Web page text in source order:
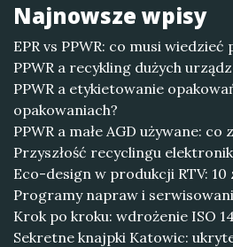
Najnowsze wpisy
EPR vs PPWR: co musi
PPWR a recykling dużych
PPWR a etykietowanie
opakowaniach?
PPWR a małe AGD używane:
Przyszłość recyclingu
Eco-design w produkcji RTV:
Programy napraw i
Krok po kroku: wdrożenie ISO
Sekretne knajpki Katowic: